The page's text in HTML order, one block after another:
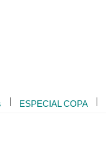
ESPECIAL COPA